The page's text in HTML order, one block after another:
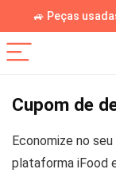
🚙 Peças
Cupom de
Economize no
plataforma iFood